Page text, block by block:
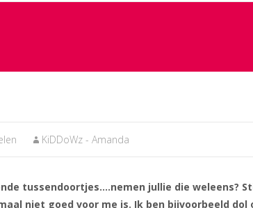
KiDDoWz - Amanda
tussendoortjes….nemen jullie die weleens?
niet goed voor me is. Ik ben bijvoorbeeld